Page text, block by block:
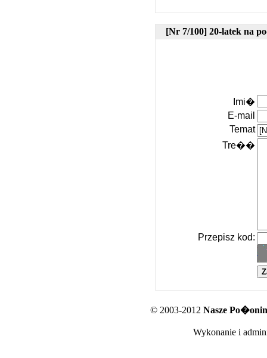
[Nr 7/100] 20-latek na
Imi�
E-mail
Temat
Tre��
Przepisz kod:
© 2003-2012 Nasze
Wykonanie i